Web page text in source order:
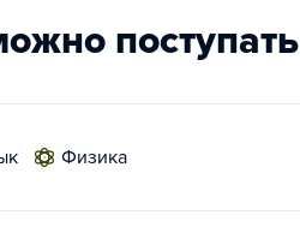
поступать
физика